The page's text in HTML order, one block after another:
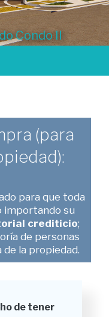
Condo II
(para
para que toda
importando su
crediticio;
de personas
la propiedad.
de tener